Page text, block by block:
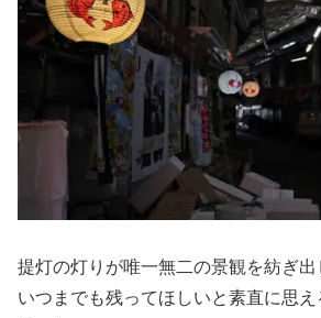
提灯の灯りが唯一無二の景観を紡ぎ出
いつまでも残ってほしいと素直に思